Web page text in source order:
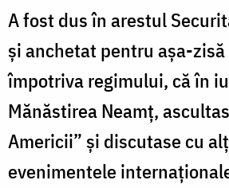
A fost dus în arestul
și anchetat pentru așa-
împotriva regimului, că în
Mănăstirea Neamț,
Americii” și discutase cu
evenimentele